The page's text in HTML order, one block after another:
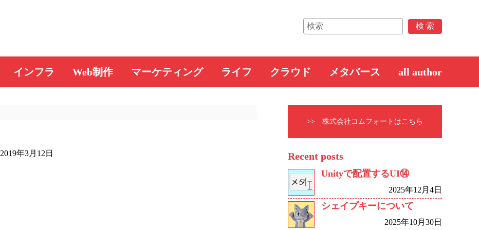
インフラ Web制作 マーケティング ライフ クラウド メタバース all author
2019年3月12日
>> 株式会社コムフォートはこちら
Recent posts
Unityで配置するUI⑭
2025年12月4日
シェイプキーについて
2025年10月30日